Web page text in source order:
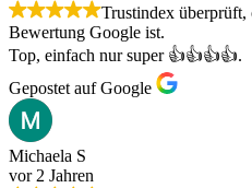
Trustindex
Bewertung Google ist.
Top, einfach nur super 👍👍👍👍.
Gepostet auf Google
Michaela S
vor 2 Jahren